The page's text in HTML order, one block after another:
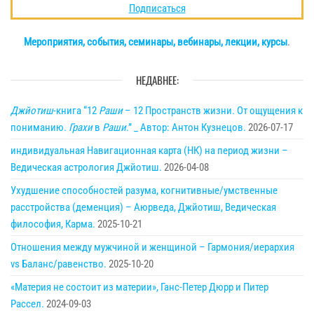
Подписаться
Мероприятия, события, семинары, вебинары, лекции, курсы.
НЕДАВНЕЕ:
Джйотиш-книга “12 Раши– 12 Пространств жизни. От ощущения к
пониманию. Грахив Раши.” _ Автор: Антон Кузнецов. 2026-07-17
индивидуальная Навигационная карта (НК) на период жизни –
Ведическая астрология Джйотиш. 2026-04-08
Ухудшение способностей разума, когнитивные/умственные
расстройства (деменция) – Аюрведа, Джйотиш, Ведическая
философия, Карма. 2025-10-21
Отношения между мужчиной и женщиной – Гармония/иерархия
vs Баланс/равенство. 2025-10-20
«Материя не состоит из материи», Ганс-Петер Дюрр и Питер
Рассел. 2024-09-03